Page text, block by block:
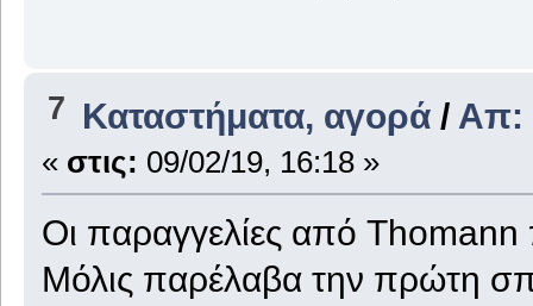
7 Καταστήματα, αγορά / Απ:
« στις: 09/02/19, 16:18 »
Οι παραγγελίες από
Μόλις παρέλαβα την πρώτη